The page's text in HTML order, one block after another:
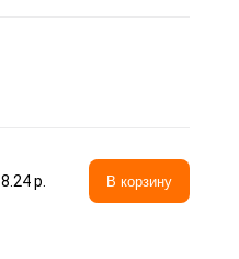
8.24 p. В корзину